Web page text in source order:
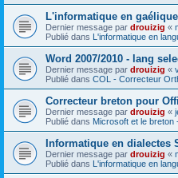
L'informatique en
Dernier message par drouizig «
Publié dans L'informatique en
Word 2007/2010 - lang
Dernier message par drouizig «
Publié dans COL - Correcteur
Correcteur breton pour
Dernier message par drouizig «
Publié dans Microsoft et le breton
Informatique en dialectes
Dernier message par drouizig «
Publié dans L'informatique en